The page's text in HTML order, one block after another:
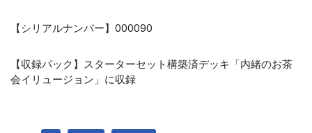
【シリアルナンバー】000090
【収録パック】スターターセット構築済デッキ「内緒のお茶
会イリュージョン」に収録